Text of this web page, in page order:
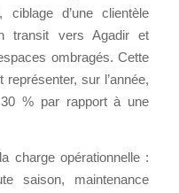
d’une clientèle
transit vers Agadir et
ombragés. Cette
sur l’année,
% par rapport à une
charge opérationnelle :
saison, maintenance